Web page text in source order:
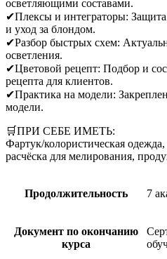
осветляющими составами.
✔Плексы и интеграторы:
и уход за блондом.
✔Разбор быстрых схем:
осветления.
✔Цветовой рецепт: Подбор и
рецепта для клиентов.
✔Практика на модели:
модели.
🛒ПРИ СЕБЕ ИМЕТЬ:
Фартук/колористическая одежда,
расчёска для мелирования,
Продолжительность 7
Документ по окончанию
курса